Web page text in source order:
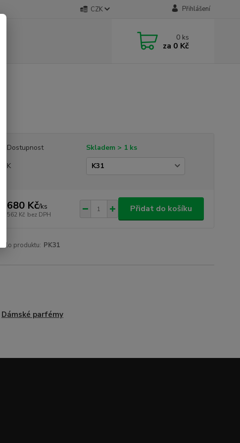
CZK Přihlášení
0 ks
za 0 Kč
Dostupnost
Skladem > 1 ks
K
680 Kč/ks
562 Kč bez DPH
Přidat do košíku
Číslo produktu: PK31
Dámské parfémy